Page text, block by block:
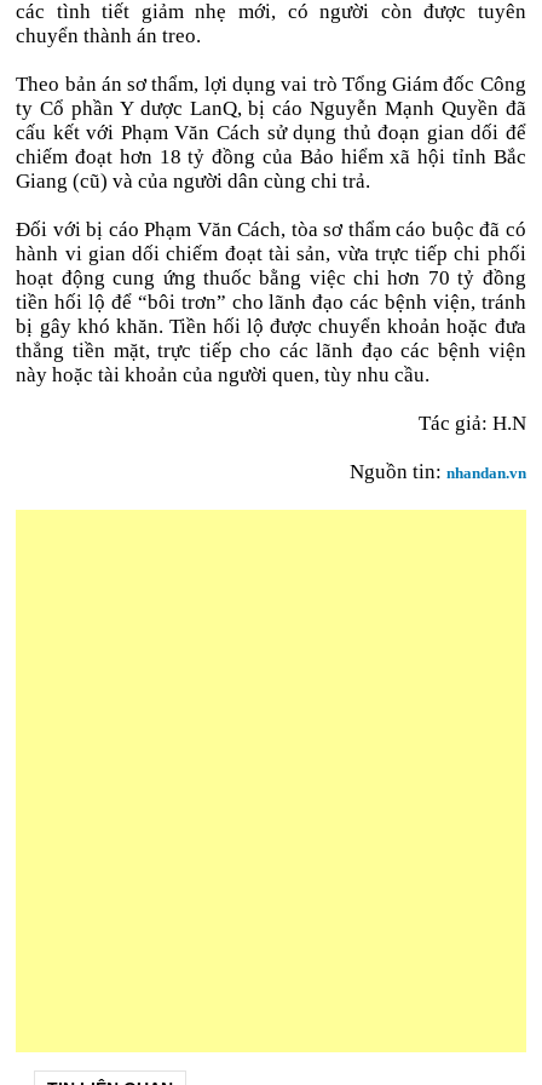
các tình tiết giảm nhẹ mới, có người còn được tuyên
chuyển thành án treo.
Theo bản án sơ thẩm, lợi dụng vai trò Tổng Giám đốc Công
ty Cổ phần Y dược LanQ, bị cáo Nguyễn Mạnh Quyền đã
cấu kết với Phạm Văn Cách sử dụng thủ đoạn gian dối để
chiếm đoạt hơn 18 tỷ đồng của Bảo hiểm xã hội tỉnh Bắc
Giang (cũ) và của người dân cùng chi trả.
Đối với bị cáo Phạm Văn Cách, tòa sơ thẩm cáo buộc đã có
hành vi gian dối chiếm đoạt tài sản, vừa trực tiếp chi phối
hoạt động cung ứng thuốc bằng việc chi hơn 70 tỷ đồng
tiền hối lộ để “bôi trơn” cho lãnh đạo các bệnh viện, tránh
bị gây khó khăn. Tiền hối lộ được chuyển khoản hoặc đưa
thẳng tiền mặt, trực tiếp cho các lãnh đạo các bệnh viện
này hoặc tài khoản của người quen, tùy nhu cầu.​
Tác giả: H.N
Nguồn tin: nhandan.vn